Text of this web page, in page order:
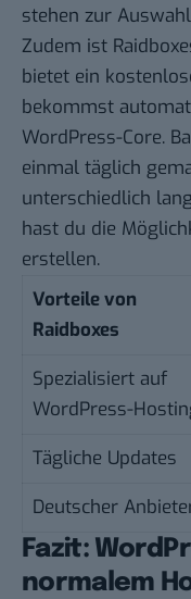
stehen zur
Zudem ist
bietet ein
bekommst
WordPress-Core.
einmal täglich
unterschiedlich
hast du die
erstellen.
Vorteile von
Raidboxes
Spezialisiert auf
WordPress-
Tägliche Updates
Deutscher
Fazit:
normalem